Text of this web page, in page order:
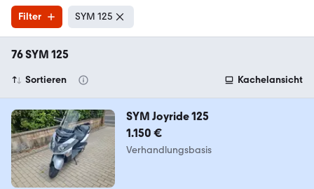
Filter SYM 125
76 SYM 125
Sortieren Kachelansicht
SYM Joyride 125
1.150 €
Verhandlungsbasis